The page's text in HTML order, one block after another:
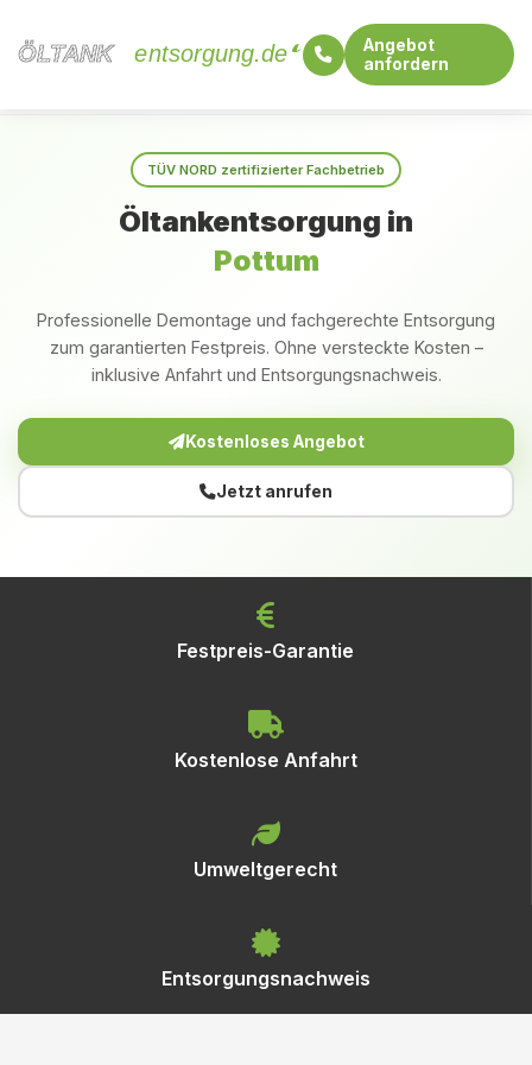
ÖLTANK
ÖLTANK entsorgung.de
Angebot
anfordern
TÜV NORD zertifizierter Fachbetrieb
Öltankentsorgung in
Pottum
Professionelle Demontage und fachgerechte Entsorgung
zum garantierten Festpreis. Ohne versteckte Kosten –
inklusive Anfahrt und Entsorgungsnachweis.
Kostenloses Angebot
Jetzt anrufen
Festpreis-Garantie
Kostenlose Anfahrt
Umweltgerecht
Entsorgungsnachweis